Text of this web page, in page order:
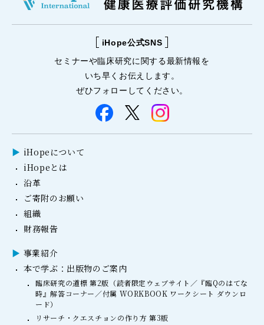
iHope公式SNS
セミナーや臨床研究に関する最新情報を
いち早くお伝えします。
ぜひフォローしてください。
iHopeについて
iHopeとは
沿革
ご寄附のお願い
組織
財務報告
事業紹介
本で学ぶ：出版物のご案内
臨床研究の道標 第2版（読者限定ウェブサイト／『臨Qのはてな
時』解答コーナー／付属 WORKBOOK ワークシート ダウンロ
ード）
リサーチ・クエスチョンの作り方 第3版